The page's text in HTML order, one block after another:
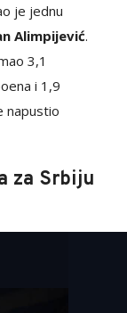
je jednu
Alimpijević.
3,1
i 1,9
napustio
za Srbiju